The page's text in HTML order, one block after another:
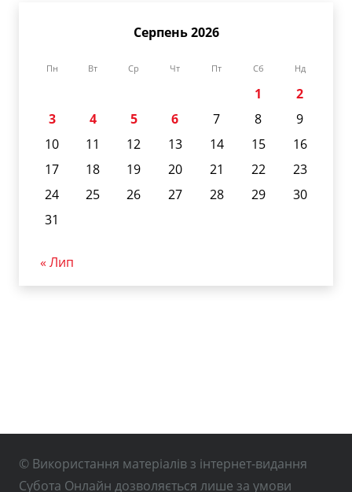
Серпень 2026
Пн Вт Ср Чт Пт Сб Нд
1
2
3
4 5 6 7 8
9
10
11 12 13 14 15
16
17
18 19 20 21 22
23
24
25 26 27 28 29
30
31
« Лип
© Використання матеріалів з інтернет-видання
Субота Онлайн дозволяється лише за умови